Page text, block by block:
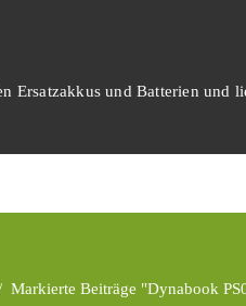
Ersatzakkus und Batterien und
Markierte Beiträge "Dynabook